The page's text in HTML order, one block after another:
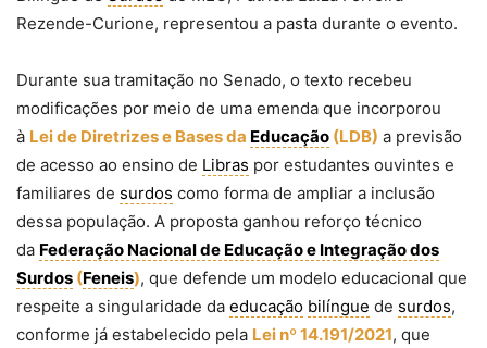
Rezende-Curione, representou a pasta durante o evento.
Durante sua tramitação no Senado, o texto recebeu
modificações por meio de uma emenda que incorporou
à Lei de Diretrizes e Bases da Educação (LDB) a previsão
de acesso ao ensino de Libras por estudantes ouvintes e
familiares de surdos como forma de ampliar a inclusão
dessa população. A proposta ganhou reforço técnico
da Federação Nacional de Educação e Integração dos
Surdos (Feneis), que defende um modelo educacional que
respeite a singularidade da educação bilíngue de surdos,
conforme já estabelecido pela Lei nº 14.191/2021, que